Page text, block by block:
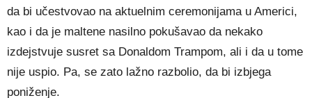
da bi učestvovao na aktuelnim ceremonijama u Americi,
kao i da je maltene nasilno pokušavao da nekako
izdejstvuje susret sa Donaldom Trampom, ali i da u tome
nije uspio. Pa, se zato lažno razbolio, da bi izbjega
poniženje.